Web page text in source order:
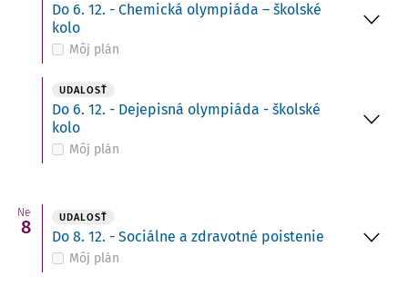
Do 6. 12. - Chemická olympiáda – školské
kolo
Môj plán
UDALOSŤ
Do 6. 12. - Dejepisná olympiáda - školské
kolo
Môj plán
Ne
8 UDALOSŤ
Do 8. 12. - Sociálne a zdravotné poistenie
Môj plán